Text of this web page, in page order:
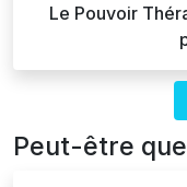
Le Pouvoir
Peut-être